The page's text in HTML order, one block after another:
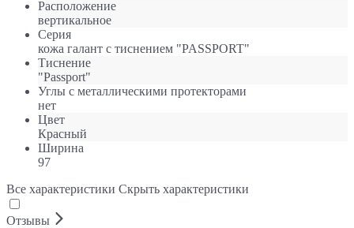
Расположение
вертикальное
Серия
кожа галант с тиснением "PASSPORT"
Тиснение
"Passport"
Углы с металлическими протекторами
нет
Цвет
Красный
Ширина
97
Все характеристики Скрыть характеристики
Отзывы